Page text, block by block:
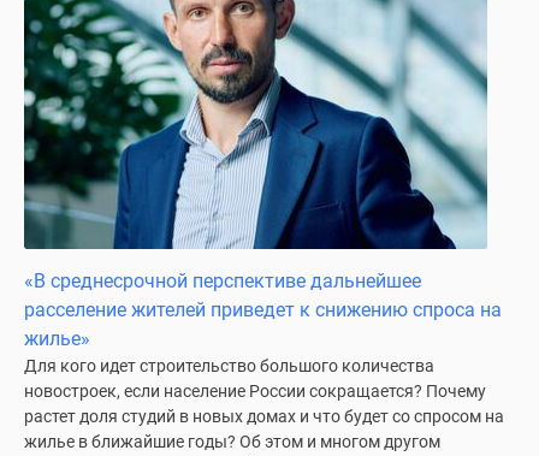
Контакты
Реклама
сайте
Дзен
Машино-
места
Апартаменты
#траншевая
ипотека
#рассрочка
ипотека
Квартиры
«В среднесрочной перспективе дальнейшее
расселение жителей приведет к снижению спроса на
жилье»
Для кого идет строительство большого количества
новостроек, если население России сокращается? Почему
растет доля студий в новых домах и что будет со спросом на
жилье в ближайшие годы? Об этом и многом другом